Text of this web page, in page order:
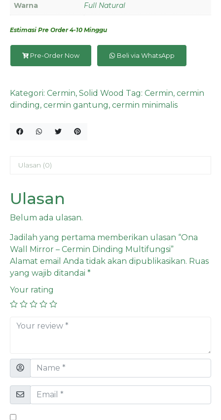
Warna Full Natural
Estimasi Pre Order 4-10 Minggu
Pre-Order Now Beli via WhatsApp
Kategori: Cermin, Solid Wood Tag: Cermin, cermin
dinding, cermin gantung, cermin minimalis
Ulasan (0)
Ulasan
Belum ada ulasan.
Jadilah yang pertama memberikan ulasan “Ona
Wall Mirror – Cermin Dinding Multifungsi”
Alamat email Anda tidak akan dipublikasikan. Ruas
yang wajib ditandai *
Your rating